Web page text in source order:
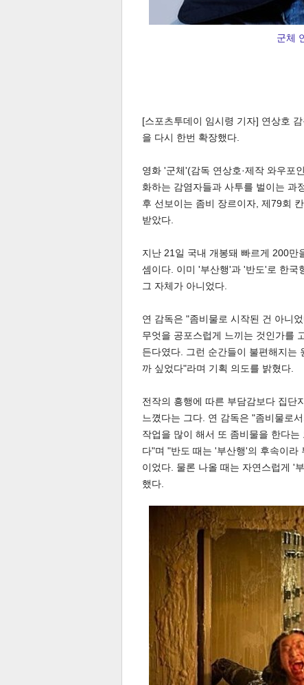
스북 터 공 공유 버블
달기
군체
[스포츠투데이 임시령 기자] 연상호
을 다시 한번 확장했다.
영화 '군체'(감독 연상호·제작 와우포
화하는 감염자들과 사투를 벌이는 과
후 선보이는 좀비 장르이자, 제79회
받았다.
지난 21일 국내 개봉돼 빠르게 200만
셈이다. 이미 '부산행'과 '반도'로 한국
그 자체가 아니었다.
연 감독은 "좀비물로 시작된 건 아니
무엇을 공포스럽게 느끼는 것인가를
든다였다. 그런 순간들이 불편해지는
까 싶었다"라며 기획 의도를 밝혔다.
전작의 흥행에 따른 부담감보다 집단
느꼈다는 그다. 연 감독은 "좀비물로
작업을 많이 해서 또 좀비물을 한다
다"며 "반도 때는 '부산행'의 후속이
이었다. 물론 나올 때는 자연스럽게 '
했다.